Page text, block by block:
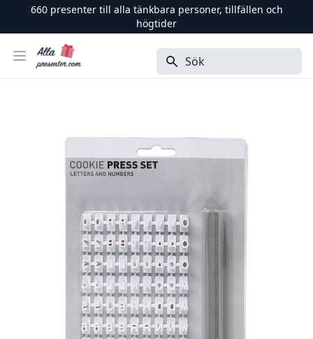
660presenter till alla tänkbara personer, tillfällen och
högtider
Öppna menyn
Alla Presenter Sök